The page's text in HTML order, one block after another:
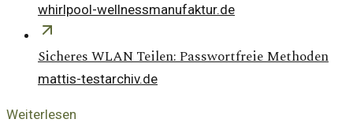
whirlpool-wellnessmanufaktur.de
Sicheres WLAN Teilen: Passwortfreie Methoden
mattis-testarchiv.de
Weiterlesen